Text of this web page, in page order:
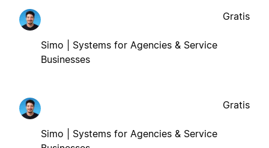
Simo | Systems for Agencies & Service
Businesses
Gratis
Simo | Systems for Agencies & Service
Gratis